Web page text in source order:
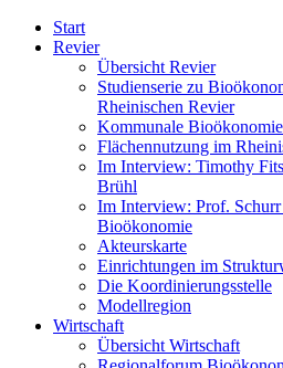
Start
Revier
Übersicht Revier
Studienserie zu
Rheinischen Revier
Kommunale
Flächennutzung im
Im Interview: Timothy
Brühl
Im Interview: Prof.
Bioökonomie
Akteurskarte
Einrichtungen im
Die Koordinierungsstelle
Modellregion
Wirtschaft
Übersicht Wirtschaft